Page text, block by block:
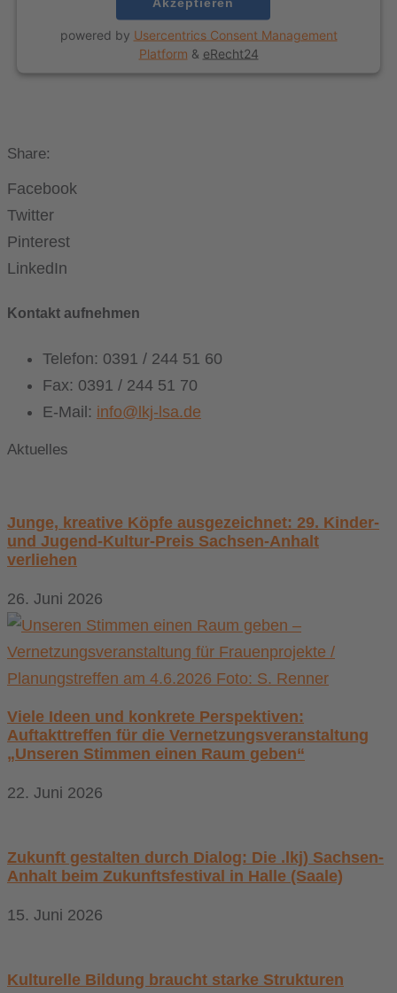
powered by Usercentrics Consent Management
Platform & eRecht24
Share:
Facebook
Twitter
Pinterest
LinkedIn
Kontakt aufnehmen
Telefon: 0391 / 244 51 60
Fax: 0391 / 244 51 70
E-Mail: info@lkj-lsa.de
Aktuelles
Junge, kreative Köpfe ausgezeichnet: 29. Kinder-
und Jugend-Kultur-Preis Sachsen-Anhalt
verliehen
26. Juni 2026
Viele Ideen und konkrete Perspektiven:
Auftakttreffen für die Vernetzungsveranstaltung
„Unseren Stimmen einen Raum geben“
22. Juni 2026
Zukunft gestalten durch Dialog: Die .lkj) Sachsen-
Anhalt beim Zukunftsfestival in Halle (Saale)
15. Juni 2026
Kulturelle Bildung braucht starke Strukturen